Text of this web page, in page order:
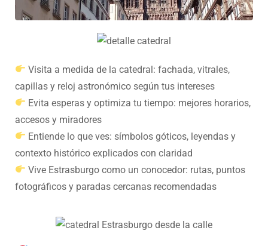
Visita a medida de la catedral: fachada, vitrales,
capillas y reloj astronómico según tus intereses
Evita esperas y optimiza tu tiempo: mejores horarios,
accesos y miradores
Entiende lo que ves: símbolos góticos, leyendas y
contexto histórico explicados con claridad
Vive Estrasburgo como un conocedor: rutas, puntos
fotográficos y paradas cercanas recomendadas